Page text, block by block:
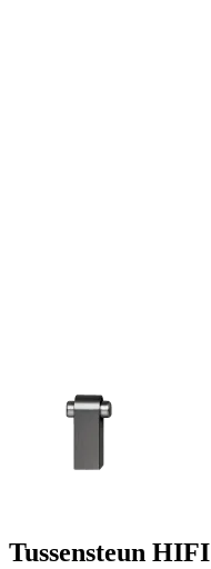
Tussensteun HIFI